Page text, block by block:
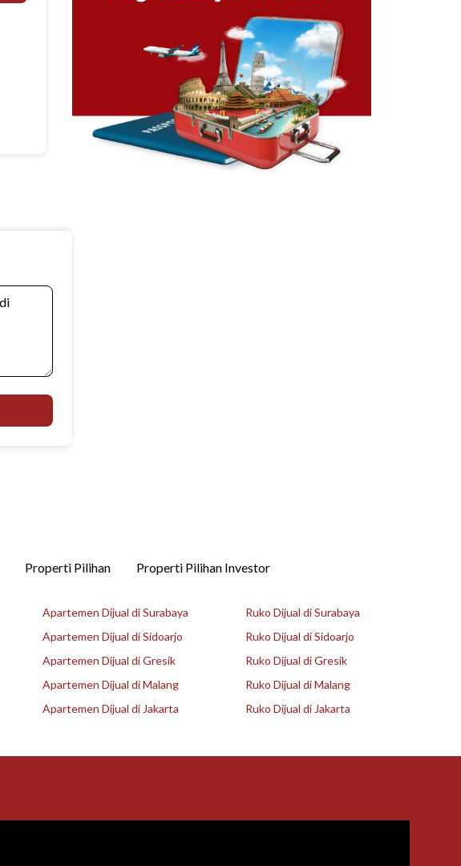
Properti Pilihan Properti Pilihan Investor
Apartemen Dijual di Surabaya
Apartemen Dijual di Sidoarjo
Apartemen Dijual di Gresik
Apartemen Dijual di Malang
Apartemen Dijual di Jakarta
Ruko Dijual di Surabaya
Ruko Dijual di Sidoarjo
Ruko Dijual di Gresik
Ruko Dijual di Malang
Ruko Dijual di Jakarta